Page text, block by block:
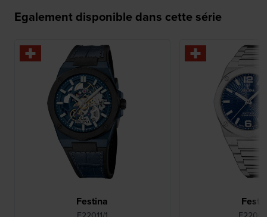
Egalement disponible dans cette série
Festina